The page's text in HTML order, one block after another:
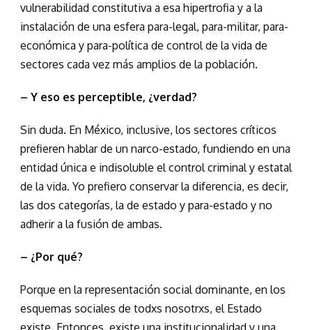
vulnerabilidad constitutiva a esa hipertrofia y a la
instalación de una esfera para-legal, para-militar, para-
económica y para-política de control de la vida de
sectores cada vez más amplios de la población.
– Y eso es perceptible, ¿verdad?
Sin duda. En México, inclusive, los sectores críticos
prefieren hablar de un narco-estado, fundiendo en una
entidad única e indisoluble el control criminal y estatal
de la vida. Yo prefiero conservar la diferencia, es decir,
las dos categorías, la de estado y para-estado y no
adherir a la fusión de ambas.
– ¿Por qué?
Porque en la representación social dominante, en los
esquemas sociales de todxs nosotrxs, el Estado